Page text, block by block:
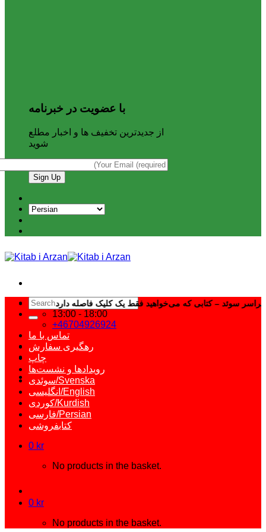
با عضویت در خبرنامه
از جدیدترین تخفیف ها و اخبار مطلع
شوید
13:00 - 18:00
+46704926924
Search
for:
تماس با ما
رهگیری سفارش
چاپ
رویدادها و نشست‌ها
سوئدی/Svenska
انگلیسی/English
کوردی/Kurdish
فارسی/Persian
کتابفروشی
0 kr
No products in the basket.
0 kr
No products in the basket.